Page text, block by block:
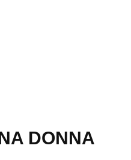
DONNA